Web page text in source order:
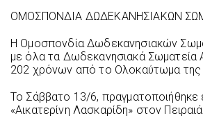
ΟΜΟΣΠΟΝΔΙΑ ΔΩΔΕΚΑΝΗΣΙΑΚΩΝ
Η Ομοσπονδία Δωδεκανησιακών
με όλα τα Δωδεκανησιακά Σωματεία
202 χρόνων από το Ολοκαύτωμα
Το Σάββατο 13/6, πραγματοποιήθηκε
«Αικατερίνη Λασκαρίδη» στον